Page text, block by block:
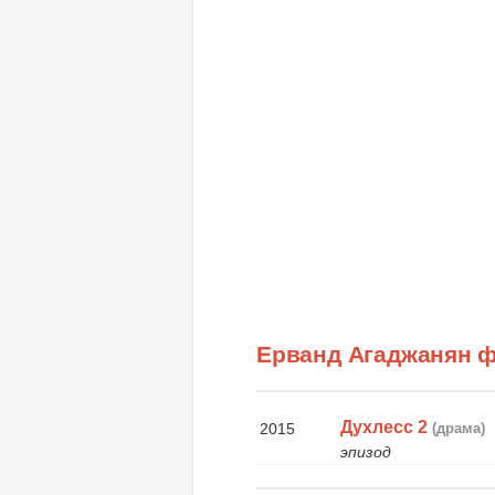
Ерванд Агаджанян
2015 Духлесс 2 (драма)
эпизод